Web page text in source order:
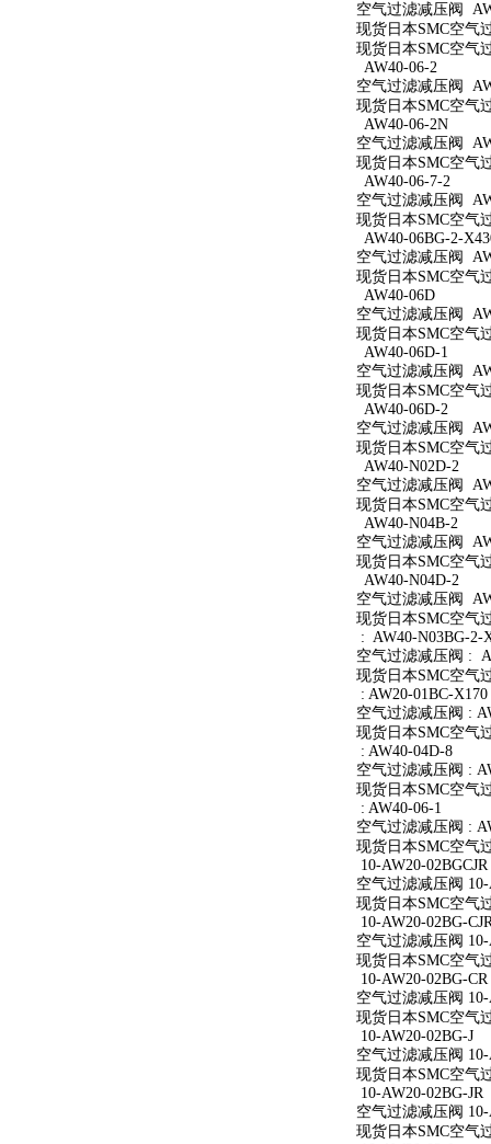
空气过滤减压阀
现货日本SMC空气
现货日本SMC空气
AW40-06-2
空气过滤减压阀
现货日本SMC空气
AW40-06-2N
空气过滤减压阀
现货日本SMC空气
AW40-06-7-2
空气过滤减压阀
现货日本SMC空气
AW40-06BG-2-
空气过滤减压阀
现货日本SMC空气
AW40-06D
空气过滤减压阀
现货日本SMC空气
AW40-06D-1
空气过滤减压阀
现货日本SMC空气
AW40-06D-2
空气过滤减压阀
现货日本SMC空气
AW40-N02D-2
空气过滤减压阀
现货日本SMC空气
AW40-N04B-2
空气过滤减压阀
现货日本SMC空气
AW40-N04D-2
空气过滤减压阀
现货日本SMC空气
: AW40-N03BG-2-
空气过滤减压阀 :
现货日本SMC空气
: AW20-01BC-X170
空气过滤减压阀 :
现货日本SMC空气
: AW40-04D-8
空气过滤减压阀 :
现货日本SMC空气
: AW40-06-1
空气过滤减压阀 :
现货日本SMC空气
10-AW20-02BGCJR
空气过滤减压阀 10-
现货日本SMC空气
10-AW20-02BG-
空气过滤减压阀 10-
现货日本SMC空气
10-AW20-02BG-CR
空气过滤减压阀 10-
现货日本SMC空气
10-AW20-02BG-J
空气过滤减压阀 10-
现货日本SMC空气
10-AW20-02BG-JR
空气过滤减压阀 10-
现货日本SMC空气